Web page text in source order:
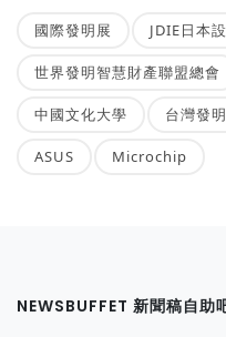
國際發明展 JDIE日本
世界發明智慧財產聯盟總會
中國文化大學 台灣發
ASUS Microchip
NEWSBUFFET 新聞稿自助